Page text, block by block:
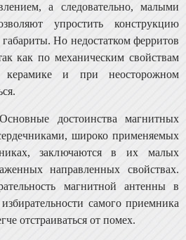
а следовательно, малыми
упростить конструкцию
Но недостат­ком ферритов
как по механи­ческим свойствам
и при неосторожном
достоинства магнит­ных
широко приме­няемых
заключаются в их малых
направленных свойствах.
магнитной антенны в
са­мого приемника
отстраи­ваться от помех.